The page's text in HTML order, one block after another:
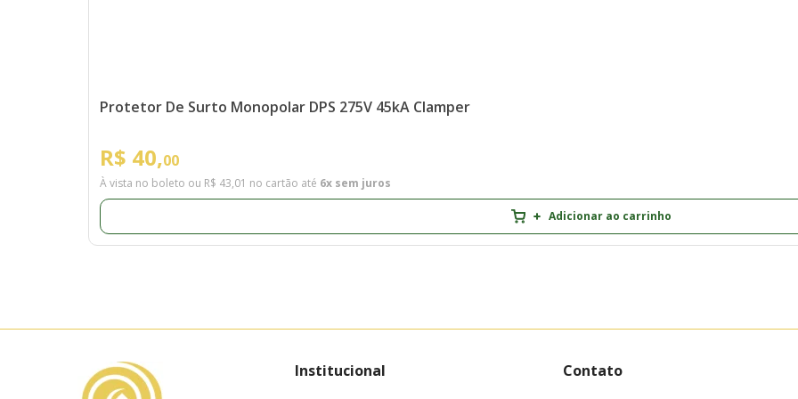
Protetor De Surto Monopolar DPS 275V 45kA Clamper
R$ 40,00
À vista no boleto ou R$ 43,01 no cartão até 6x sem juros
Adicionar ao carrinho
Institucional Contato